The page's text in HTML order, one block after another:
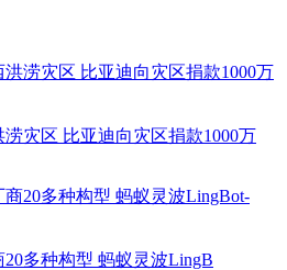
灾区 比亚迪向灾区捐款1000万
多种构型 蚂蚁灵波LingB